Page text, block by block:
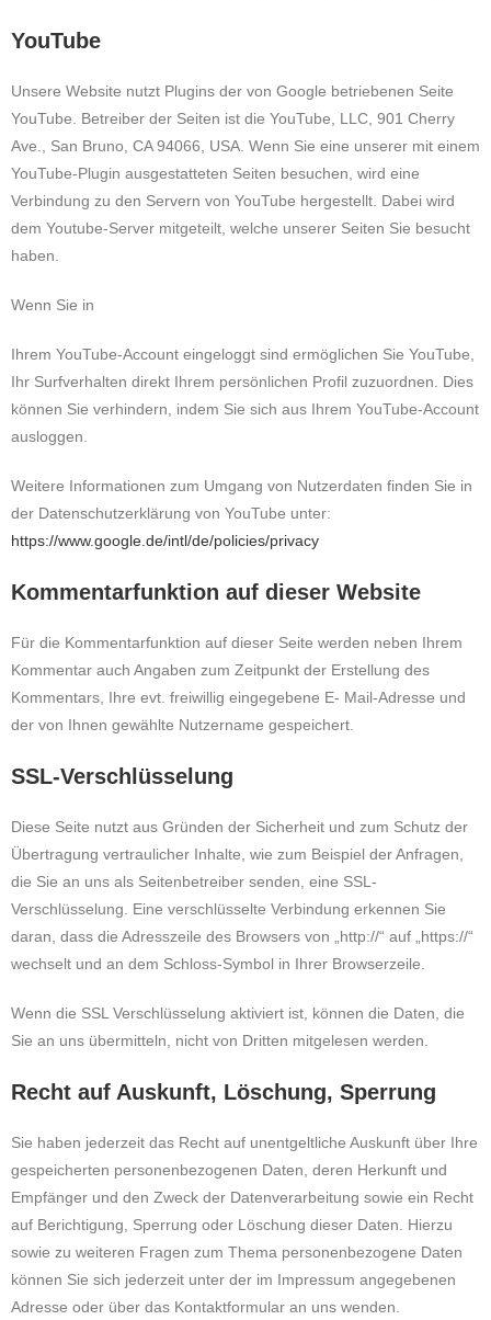
YouTube
Unsere Website nutzt Plugins der von Google betriebenen Seite
YouTube. Betreiber der Seiten ist die YouTube, LLC, 901 Cherry
Ave., San Bruno, CA 94066, USA. Wenn Sie eine unserer mit einem
YouTube-Plugin ausgestatteten Seiten besuchen, wird eine
Verbindung zu den Servern von YouTube hergestellt. Dabei wird
dem Youtube-Server mitgeteilt, welche unserer Seiten Sie besucht
haben.
Wenn Sie in
Ihrem YouTube-Account eingeloggt sind ermöglichen Sie YouTube,
Ihr Surfverhalten direkt Ihrem persönlichen Profil zuzuordnen. Dies
können Sie verhindern, indem Sie sich aus Ihrem YouTube-Account
ausloggen.
Weitere Informationen zum Umgang von Nutzerdaten finden Sie in
der Datenschutzerklärung von YouTube unter:
https://www.google.de/intl/de/policies/privacy
Kommentarfunktion auf dieser Website
Für die Kommentarfunktion auf dieser Seite werden neben Ihrem
Kommentar auch Angaben zum Zeitpunkt der Erstellung des
Kommentars, Ihre evt. freiwillig eingegebene E- Mail-Adresse und
der von Ihnen gewählte Nutzername gespeichert.
SSL-Verschlüsselung
Diese Seite nutzt aus Gründen der Sicherheit und zum Schutz der
Übertragung vertraulicher Inhalte, wie zum Beispiel der Anfragen,
die Sie an uns als Seitenbetreiber senden, eine SSL-
Verschlüsselung. Eine verschlüsselte Verbindung erkennen Sie
daran, dass die Adresszeile des Browsers von „http://“ auf „https://“
wechselt und an dem Schloss-Symbol in Ihrer Browserzeile.
Wenn die SSL Verschlüsselung aktiviert ist, können die Daten, die
Sie an uns übermitteln, nicht von Dritten mitgelesen werden.
Recht auf Auskunft, Löschung, Sperrung
Sie haben jederzeit das Recht auf unentgeltliche Auskunft über Ihre
gespeicherten personenbezogenen Daten, deren Herkunft und
Empfänger und den Zweck der Datenverarbeitung sowie ein Recht
auf Berichtigung, Sperrung oder Löschung dieser Daten. Hierzu
sowie zu weiteren Fragen zum Thema personenbezogene Daten
können Sie sich jederzeit unter der im Impressum angegebenen
Adresse oder über das Kontaktformular an uns wenden.